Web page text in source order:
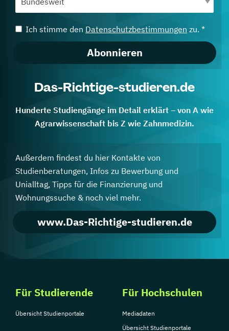
Ich stimme den Datenschutzbestimmungen zu. *
Abonnieren
Das-Richtige-studieren.de
Hunderte Studiengänge im Detail erklärt – von A wie
Agrarwissenschaft bis Z wie Zahnmedizin.
Außerdem findest du hier Kontakte von
Studienberatungen, Infos zu Bewerbung und
Unialltag, Tipps für die Finanzierung und
Wohnungssuche & noch viel mehr.
www.Das-Richtige-studieren.de
Für Studierende
Übersicht Studienportale
Für Hochschulen
Mediadaten
Übersicht Studienportale